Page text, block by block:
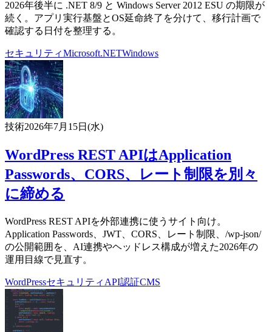
2026年後半に .NET 8/9 と Windows Server 2012 ESU の期限が
続く。アプリ実行基盤とOS延命終了を分けて、移行計画で
確認する日付を整理する。
セキュリティMicrosoft.NETWindows
技術2026年7月15日(水)
WordPress REST APIはApplication
Passwords、CORS、レート制限を別々
に締める
WordPress REST APIを外部連携に使うサイト向け。
Application Passwords、JWT、CORS、レート制限、/wp-json/
の公開範囲を、AI連携やヘッドレス構成が増えた2026年の
運用目線で見直す。
WordPressセキュリティ API認証CMS